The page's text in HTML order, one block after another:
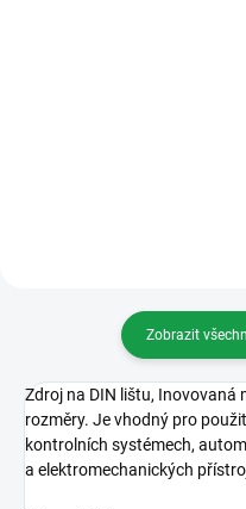
Zobrazit
Zdroj na DIN lištu, Inovovaná
rozměry. Je vhodný pro
kontrolních systémech,
a elektromechanických